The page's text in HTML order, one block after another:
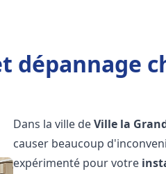
Dans la ville deVille la
causer beaucoup
expérimenté pour votre